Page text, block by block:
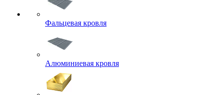
Фальцевая кровля
Алюминиевая кровля